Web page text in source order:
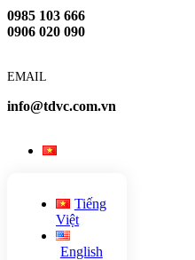
0985 103 666
0906 020 090
EMAIL
info@tdvc.com.vn
Tiếng
Việt
English